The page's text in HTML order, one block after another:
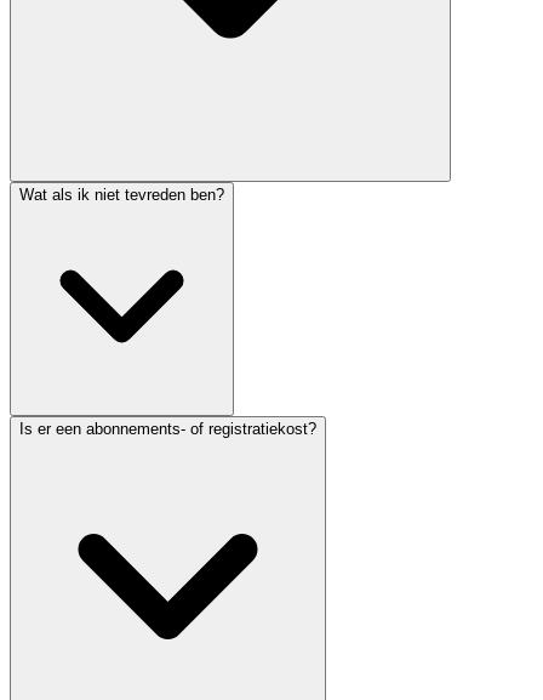
Wat als ik niet tevreden ben?
Is er een abonnements- of registratiekost?